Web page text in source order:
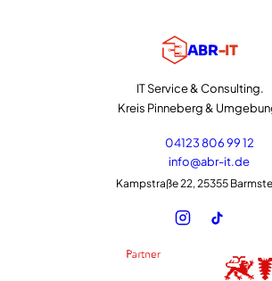
ABR-IT
IT Service & Consulting.
Kreis Pinneberg &
04123 806 99 12
info@abr-it.de
Kampstraße 22, 25355